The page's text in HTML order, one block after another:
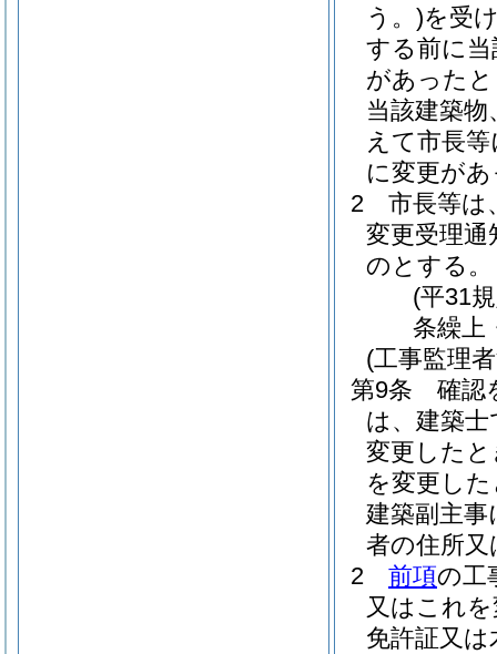
う。)を受
する前に当
があった
当該建築
えて市長
に変更が
2
市長等は
変更受理
のとする。
(平31
条繰上
(工事監理
第9条
確認
は、建築
変更した
を変更し
建築副主
者の住所
2
前項の工
又はこれ
免許証又